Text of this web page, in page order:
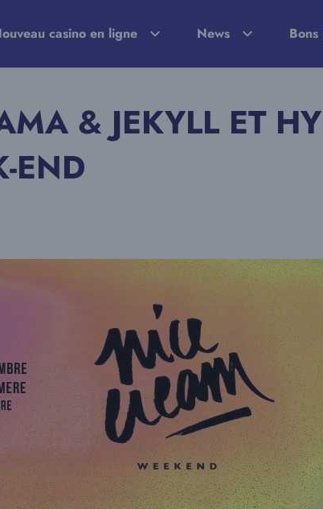
casino en ligne News Bons
& JEKYLL ET
END